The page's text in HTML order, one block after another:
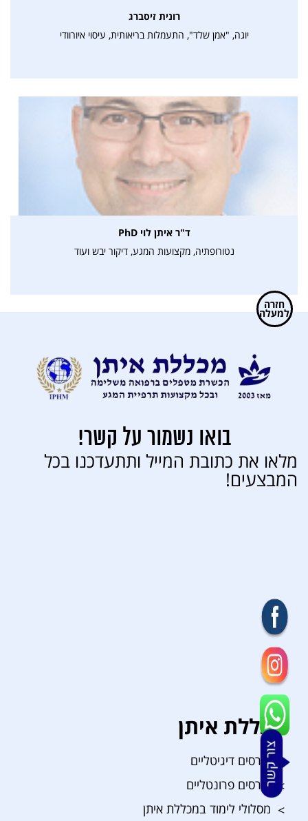
רונית זיסברג
יוגה, "אמן שלד", התעמלות בריאותית, עיסוי איורוודי
ד"ר איתן לוי PhD
נטורופתיה, מקצועות המגע, דיקור יבש ועוד
חזרה
למעלה
בואו נשמור על קשר!
מלאו את כתובת המייל ותתעדכנו בכל
המבצעים!
מכללת איתן
קורסים דיגיטליים
קורסים פרונטליים
מסלולי לימוד במכללת איתן